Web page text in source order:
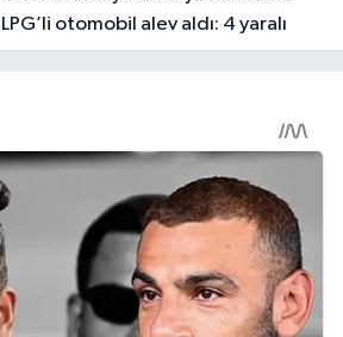
LPG’li otomobil alev aldı: 4 yaralı